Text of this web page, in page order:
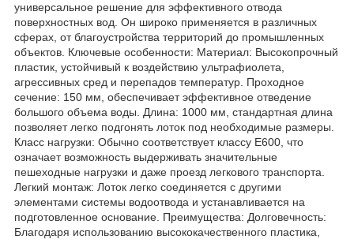
универсальное решение для эффективного отвода
поверхностных вод. Он широко применяется в различных
сферах, от благоустройства территорий до промышленных
объектов. Ключевые особенности: Материал: Высокопрочный
пластик, устойчивый к воздействию ультрафиолета,
агрессивных сред и перепадов температур. Проходное
сечение: 150 мм, обеспечивает эффективное отведение
большого объема воды. Длина: 1000 мм, стандартная длина
позволяет легко подгонять лоток под необходимые размеры.
Класс нагрузки: Обычно соответствует классу Е600, что
означает возможность выдерживать значительные
пешеходные нагрузки и даже проезд легкового транспорта.
Легкий монтаж: Лоток легко соединяется с другими
элементами системы водоотвода и устанавливается на
подготовленное основание. Преимущества: Долговечность:
Благодаря использованию высококачественного пластика,